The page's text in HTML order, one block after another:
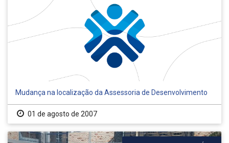
Mudança na localização da Assessoria de Desenvolvimento
01 de agosto de 2007